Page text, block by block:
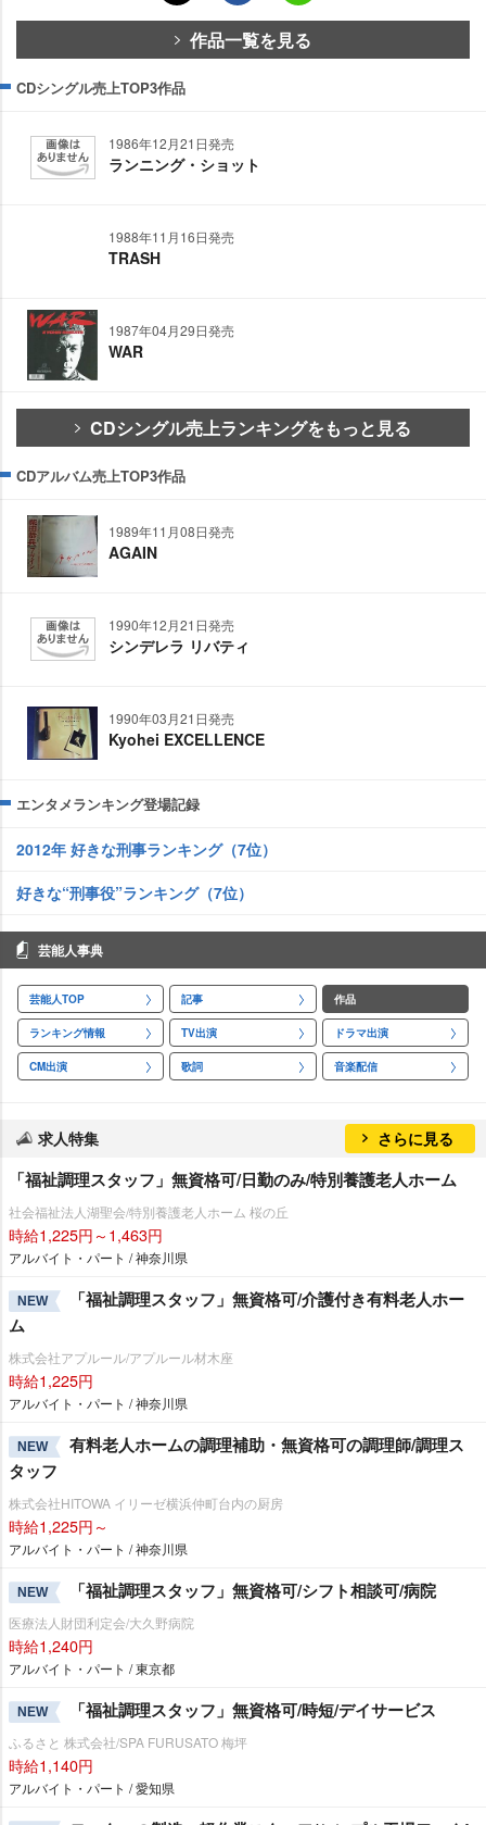
作品一覧を見る
CDシングル売上TOP3作品
1986年12月21日発売
ランニング・ショット
1988年11月16日発売
TRASH
1987年04月29日発売
WAR
CDシングル売上ランキングをもっと見る
CDアルバム売上TOP3作品
1989年11月08日発売
AGAIN
1990年12月21日発売
シンデレラ リバティ
1990年03月21日発売
Kyohei EXCELLENCE
エンタメランキング登場記録
2012年 好きな刑事ランキング（7位）
好きな“刑事役”ランキング（7位）
芸能人事典
芸能人TOP 記事 作品
ランキング情報 TV出演 ドラマ出演
CM出演 歌詞 音楽配信
求人特集 さらに見る
「福祉調理スタッフ」無資格可/日勤のみ/特別養護老人ホーム
社会福祉法人湖聖会/特別養護老人ホーム 桜の丘
時給1,225円～1,463円
アルバイト・パート / 神奈川県
NEW
「福祉調理スタッフ」無資格可/介護付き有料老人ホー
ム
株式会社アプルール/アプルール材木座
時給1,225円
アルバイト・パート / 神奈川県
NEW
有料老人ホームの調理補助・無資格可の調理師/調理ス
タッフ
株式会社HITOWA イリーゼ横浜仲町台内の厨房
時給1,225円～
アルバイト・パート / 神奈川県
NEW 「福祉調理スタッフ」無資格可/シフト相談可/病院
医療法人財団利定会/大久野病院
時給1,240円
アルバイト・パート / 東京都
NEW 「福祉調理スタッフ」無資格可/時短/デイサービス
ふるさと 株式会社/SPA FURUSATO 梅坪
時給1,140円
アルバイト・パート / 愛知県